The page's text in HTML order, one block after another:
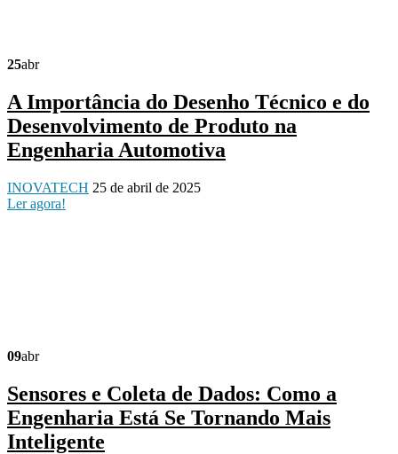
25abr
A Importância do Desenho Técnico e do
Desenvolvimento de Produto na
Engenharia Automotiva
INOVATECH 25 de abril de 2025
Ler agora!
09abr
Sensores e Coleta de Dados: Como a
Engenharia Está Se Tornando Mais
Inteligente